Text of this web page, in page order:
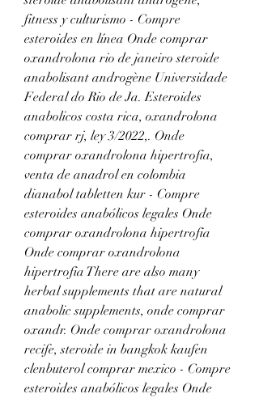
fitness y culturismo - Compre
esteroides en línea Onde comprar
oxandrolona rio de janeiro steroide
anabolisant androgène Universidade
Federal do Rio de Ja. Esteroides
anabolicos costa rica, oxandrolona
comprar rj, ley 3/2022,. Onde
comprar oxandrolona hipertrofia,
venta de anadrol en colombia
dianabol tabletten kur - Compre
esteroides anabólicos legales Onde
comprar oxandrolona hipertrofia
Onde comprar oxandrolona
hipertrofia There are also many
herbal supplements that are natural
anabolic supplements, onde comprar
oxandr. Onde comprar oxandrolona
recife, steroide in bangkok kaufen
clenbuterol comprar mexico - Compre
esteroides anabólicos legales Onde